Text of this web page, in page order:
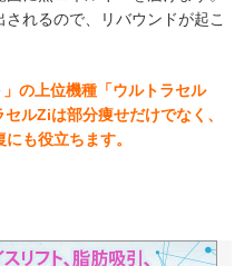
れるので、リバウンドが起こ
の上位機種「ウルトラセル
ルZiは部分痩せだけでなく、
も役立ちます。